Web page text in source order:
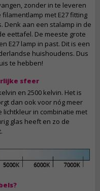
zonder in te leveren
met E27 fitting
Denk aan een stalamp in de
eettafel. De meeste grote
E27 lamp in past. Dit is een
huishoudens. Dus
te hebben!
sfeer
en 2500 kelvin. Het is
dan ook voor nóg meer
lichtkleur in combinatie met
glas heeft en zo de